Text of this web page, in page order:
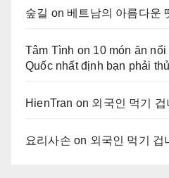
숲길 on 베트남의 아름다운
Tâm Tình on 10 món ăn
Quốc nhất định bạn phải
HienTran on 외국인 먹기 겁
요리사손 on 외국인 먹기 겁